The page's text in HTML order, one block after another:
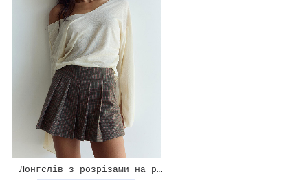
Лонгслів з розрізами на рукавах